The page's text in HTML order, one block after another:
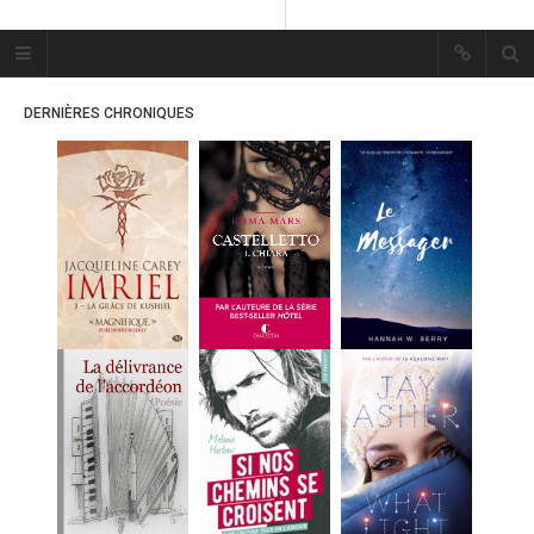
Plume Bleue
« Les mots sont les passants
« Les mots sont les passants
mystérieux de l’âme. »
ACCUEIL
LES PLUMES
MES FUTURES
LECTURES
MES CRITIQUES
MES ARTICLES
MARION
DERNIÈRES CHRONIQUES